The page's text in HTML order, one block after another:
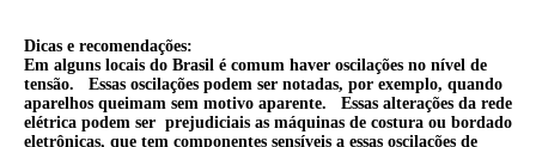
Dicas e recomendações:
Em alguns locais do Brasil é comum haver oscilações no nível de
tensão. Essas oscilações podem ser notadas, por exemplo, quando
aparelhos queimam sem motivo aparente. Essas alterações da rede
elétrica podem ser prejudiciais as máquinas de costura ou bordado
eletrônicas, que tem componentes sensíveis a essas oscilações de